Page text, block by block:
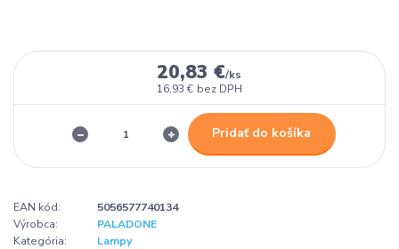
20,83 €/ks
16,93 € bez DPH
Pridať do košíka
EAN kód:
5056577740134
Výrobca:
PALADONE
Kategória:
Lampy